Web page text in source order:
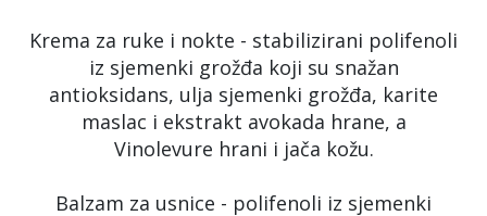
Krema za ruke i nokte - stabilizirani polifenoli
iz sjemenki grožđa koji su snažan
antioksidans, ulja sjemenki grožđa, karite
maslac i ekstrakt avokada hrane, a
Vinolevure hrani i jača kožu.
Balzam za usnice - polifenoli iz sjemenki